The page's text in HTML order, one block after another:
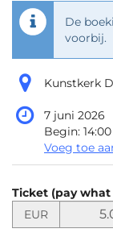
De
voorbij.
Kunstkerk
7 juni 2026
Begin: 14:00
Voeg toe
Niet-
Ticket (pay
Stel
de
EUR